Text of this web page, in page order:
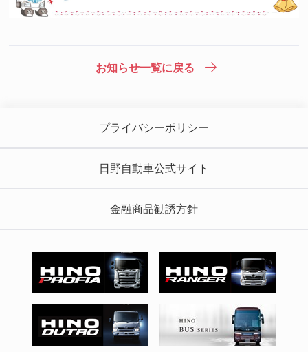
お知らせ一覧に戻る
プライバシーポリシー
日野自動車公式サイト
金融商品勧誘方針